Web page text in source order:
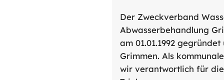
Der Zweckverband
Abwasserbehandlung
am 01.01.1992
Grimmen. Als
wir verantwortlich für